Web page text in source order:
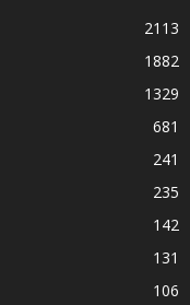
2113
1882
1329
681
241
235
142
131
106